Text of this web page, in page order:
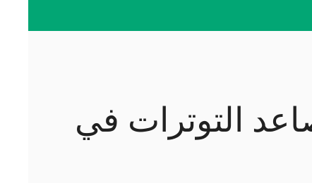
التوترات في